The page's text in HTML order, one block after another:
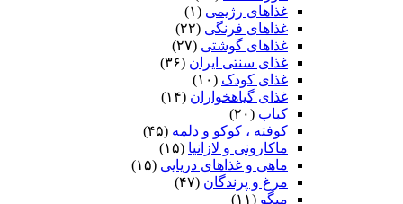
غذاهای رژیمی (۱)
غذاهای فرنگی (۲۲)
غذاهای گوشتی (۲۷)
غذای سنتی ایران (۳۶)
غذای کودک (۱۰)
غذای گیاهخواران (۱۴)
کباب (۲۰)
کوفته ، کوکو و دلمه (۴۵)
ماکارونی و لازانیا (۱۵)
ماهی و غذاهای دریایی (۱۵)
مرغ و پرندگان (۴۷)
میگو (۱۱)